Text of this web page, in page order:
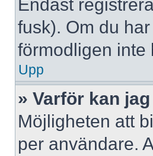
Endast
fusk). Om du
förmodligen inte
Upp
» Varför kan
Möjligheten att
per användare.